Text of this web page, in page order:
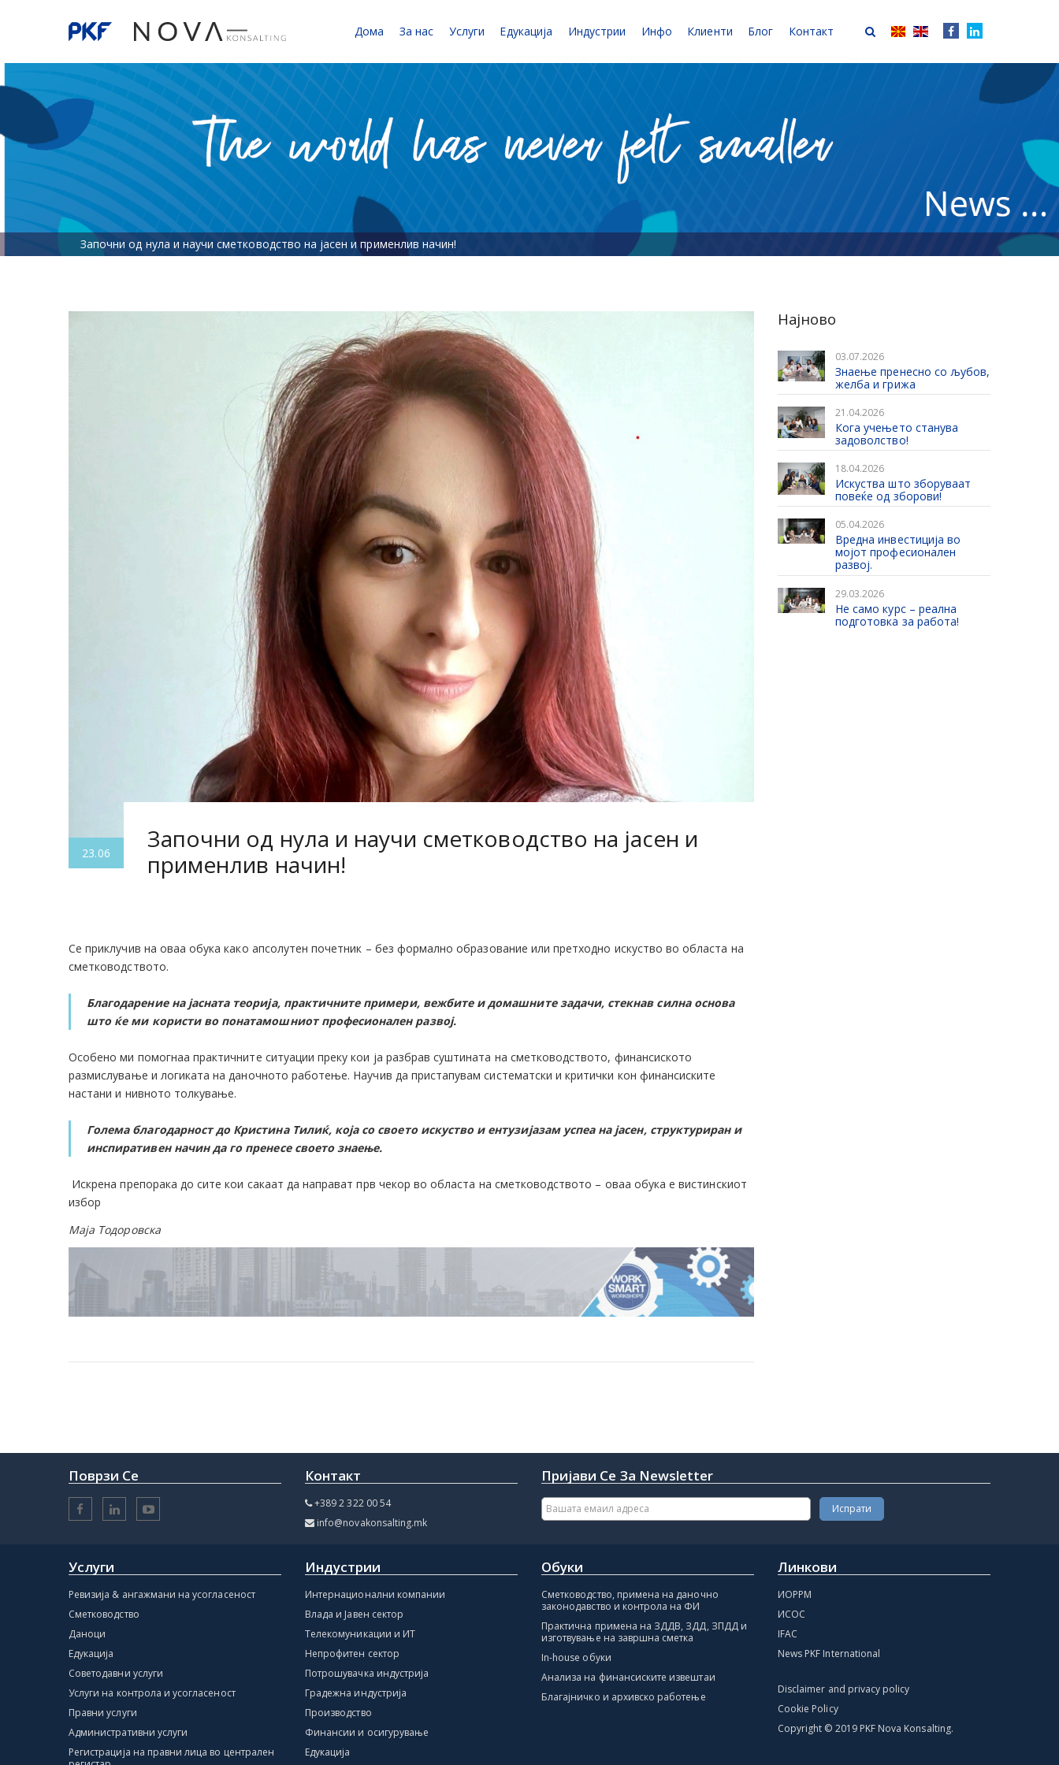
Дома За нас Услуги Едукација Индустрии Инфо Клиенти Блог Контакт
Започни од нула и научи сметководство на јасен и применлив начин!
23.06
Започни од нула и научи сметководство на јасен и
применлив начин!
Се приклучив на оваа обука како апсолутен почетник – без формално образование или претходно искуство во областа на
сметководството.
Благодарение на јасната теорија, практичните примери, вежбите и домашните задачи, стекнав силна основа
што ќе ми користи во понатамошниот професионален развој.
Особено ми помогнаа практичните ситуации преку кои ја разбрав суштината на сметководството, финансиското
размислување и логиката на даночното работење. Научив да пристапувам систематски и критички кон финансиските
настани и нивното толкување.
Голема благодарност до Кристина Тилиќ, која со своето искуство и ентузијазам успеа на јасен, структуриран и
инспиративен начин да го пренесе своето знаење.
Искрена препорака до сите кои сакаат да направат прв чекор во областа на сметководството – оваа обука е вистинскиот
избор
Маја Тодоровска
Најново
03.07.2026
Знаење пренесно со љубов,
желба и грижа
21.04.2026
Кога учењето станува
задоволство!
18.04.2026
Искуства што зборуваат
повеќе од зборови!
05.04.2026
Вредна инвестиција во
мојот професионален
развој.
29.03.2026
Не само курс – реална
подготовка за работа!
Поврзи Се Контакт
+389 2 322 00 54
info@novakonsalting.mk
Пријави Се За Newsletter
Услуги
Ревизија & ангажмани на усогласеност
Сметководство
Даноци
Едукација
Советодавни услуги
Услуги на контрола и усогласеност
Правни услуги
Административни услуги
Регистрација на правни лица во централен
Индустрии
Интернационални компании
Влада и Јавен сектор
Телекомуникации и ИТ
Непрофитен сектор
Потрошувачка индустрија
Градежна индустрија
Производство
Финансии и осигурување
Едукација
Обуки
Сметководство, примена на даночно
законодавство и контрола на ФИ
Практична примена на ЗДДВ, ЗДД, ЗПДД и
изготвување на завршна сметка
In-house обуки
Анализа на финансиските извештаи
Благајничко и архивско работење
Линкови
ИОРРМ
ИСОС
IFAC
News PKF International
Disclaimer and privacy policy
Cookie Policy
Copyright © 2019 PKF Nova Konsalting.